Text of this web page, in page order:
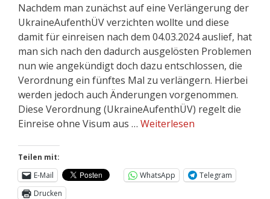
Nachdem man zunächst auf eine Verlängerung der
UkraineAufenthÜV verzichten wollte und diese
damit für einreisen nach dem 04.03.2024 auslief, hat
man sich nach den dadurch ausgelösten Problemen
nun wie angekündigt doch dazu entschlossen, die
Verordnung ein fünftes Mal zu verlängern. Hierbei
werden jedoch auch Änderungen vorgenommen.
Diese Verordnung (UkraineAufenthÜV) regelt die
Einreise ohne Visum aus … Weiterlesen
Teilen mit:
E-Mail
WhatsApp
Telegram
Drucken